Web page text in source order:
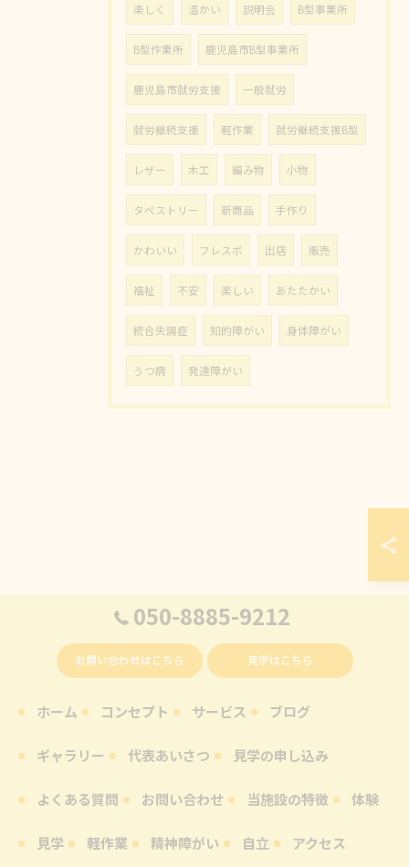
楽しく 温かい 説明会 B型事業所
B型作業所 鹿児島市B型事業所
鹿児島市就労支援 一般就労
就労継続支援 軽作業 就労継続支援B型
レザー 木工 編み物 小物
タペストリー 新商品 手作り
かわいい フレスポ 出店 販売
福祉 不安 楽しい あたたかい
統合失調症 知的障がい 身体障がい
うつ病 発達障がい
050-8885-9212
お問い合わせはこちら 見学はこちら
ホーム コンセプト サービス ブログ
ギャラリー 代表あいさつ 見学の申し込み
よくある質問 お問い合わせ 当施設の特徴 体験
見学 軽作業 精神障がい 自立 アクセス